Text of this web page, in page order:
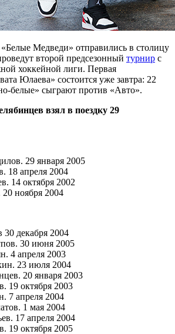
«Белые Медведи» отправились в столицу
второй предсезонный турнир с
хоккейной лиги. Первая
Юлаева» состоится уже завтра: 22
белые» сыграют против «Авто».
взял в поездку 29
29 января 2005
апреля 2004
14 октября 2002
ноября 2004
декабря 2004
30 июня 2005
4 апреля 2003
23 июля 2004
20 января 2003
19 октября 2003
7 апреля 2004
1 мая 2004
17 апреля 2004
октября 2005